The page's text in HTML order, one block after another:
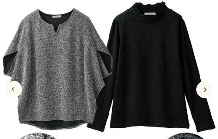
ジュニア・ティーンズ下着
メンズ下着
家電
キッチン・雑貨・日用品
寝具・インテリア・家具通販すべて
家具・収納
寝具・ベッド
カーテン・ラグ・ファブリック
美容・健康
美容・健康通販すべて
美容・健康・サプリメント
制服・スクール
制服・スクールすべて
制服・学生服
ジュニア・ティーンズ下着
大きいサイズ
大きいサイズ通販すべて
大きいサイズ レディース服
バーゲン
バーゲンセール
詳細検索
キッチン・雑貨・日用品
家具・収納
寝具・ベッド
カーテン・ラグ・ファブリック
美容・健康通販すべて
美容・健康・サプリメント
制服・スクール
制服・スクールすべて
制服・学生服
ジュニア・ティーンズ下着
大きいサイズ
大きいサイズ通販すべて
大きいサイズ レディース服
大きいサイズ レディース下着
バーゲン
バーゲンセール
シークレットセール
詳細検索
商品カテゴリ一覧